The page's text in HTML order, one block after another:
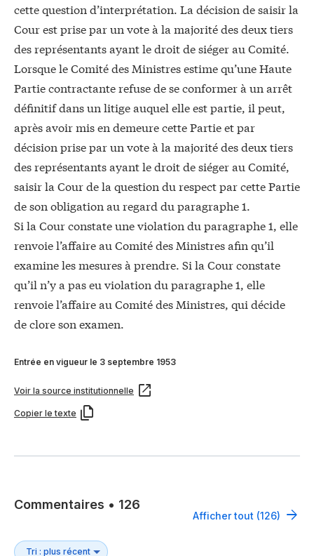
cette question d’interprétation. La décision de saisir la
Cour est prise par un vote à la majorité des deux tiers
des représentants ayant le droit de siéger au Comité.
Lorsque le Comité des Ministres estime qu’une Haute
Partie contractante refuse de se conformer à un arrêt
définitif dans un litige auquel elle est partie, il peut,
après avoir mis en demeure cette Partie et par
décision prise par un vote à la majorité des deux tiers
des représentants ayant le droit de siéger au Comité,
saisir la Cour de la question du respect par cette Partie
de son obligation au regard du paragraphe 1.
Si la Cour constate une violation du paragraphe 1, elle
renvoie l’affaire au Comité des Ministres afin qu’il
examine les mesures à prendre. Si la Cour constate
qu’il n’y a pas eu violation du paragraphe 1, elle
renvoie l’affaire au Comité des Ministres, qui décide
de clore son examen.
Entrée en vigueur le 3 septembre 1953
Voir la source institutionnelle
Copier le texte
Commentaires • 126
Afficher tout (126)